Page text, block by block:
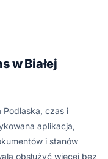
w Białej
Podlaska, czas i
aplikacja,
i stanów
obsłużyć więcej bez